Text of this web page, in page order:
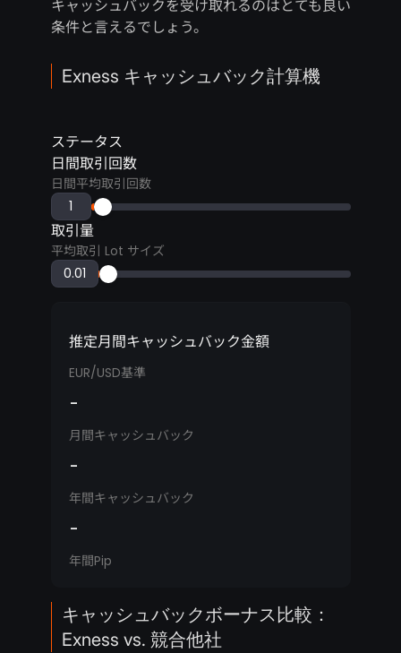
キャッシュバックを受け取れるのはとても良い
条件と言えるでしょう。
Exness キャッシュバック計算機
ステータス
日間取引回数
日間平均取引回数
取引量
平均取引 Lot サイズ
推定月間キャッシュバック金額
EUR/USD基準
-
月間キャッシュバック
-
年間キャッシュバック
-
年間Pip
キャッシュバックボーナス比較：
Exness vs. 競合他社